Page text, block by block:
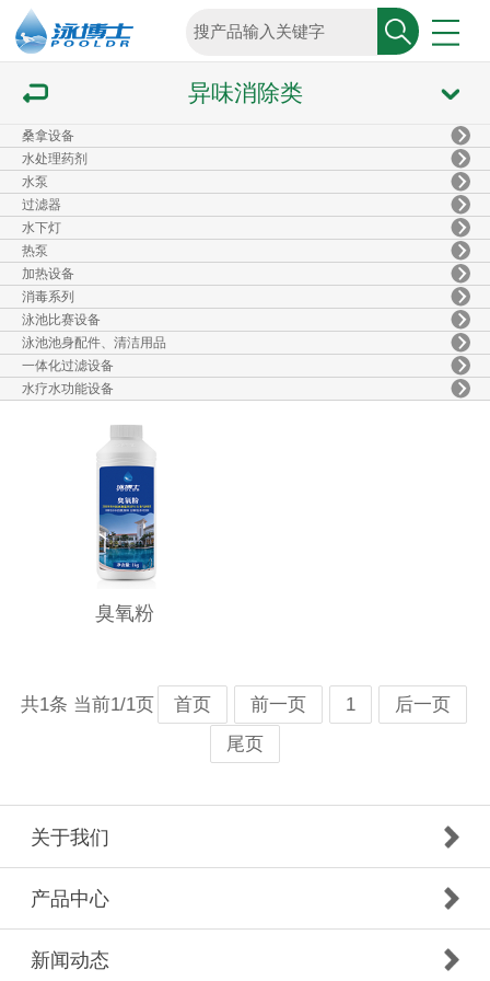
异味消除类
桑拿设备
水处理药剂
水泵
过滤器
水下灯
热泵
加热设备
消毒系列
泳池比赛设备
泳池池身配件、清洁用品
一体化过滤设备
水疗水功能设备
臭氧粉
共1条 当前1/1页 首页 前一页 1
后一页
尾页
关于我们
产品中心
新闻动态